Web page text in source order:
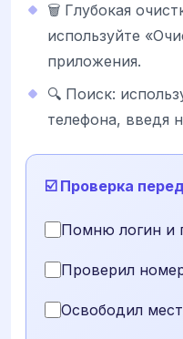
🗑️ Глубокая
используйте
приложения.
🔍 Поиск:
телефона, введя
☑️ Проверка
Помню логин и
Проверил
Освободил